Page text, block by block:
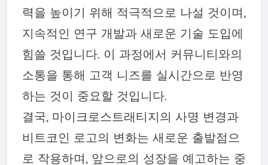
력을 높이기 위해 적극적으로 나설 것이며,
지속적인 연구 개발과 새로운 기술 도입에
힘쓸 것입니다. 이 과정에서 커뮤니티와의
소통을 통해 고객 니즈를 실시간으로 반영
하는 것이 중요할 것입니다.
결국, 마이크로스트래티지의 사명 변경과
비트코인 로고의 변화는 새로운 출발점으
로 작용하며, 앞으로의 성장을 예고하는 중